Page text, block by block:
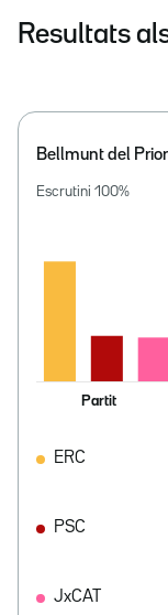
Resultats
Bellmunt del
Escrutini 100%
Partit
ERC
PSC
JxCAT